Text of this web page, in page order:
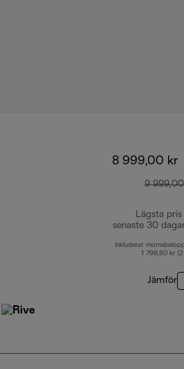
8 999,00 kr
9
Lägsta pris
senaste 30
Inkluderat
1 799,80 kr
Jämför